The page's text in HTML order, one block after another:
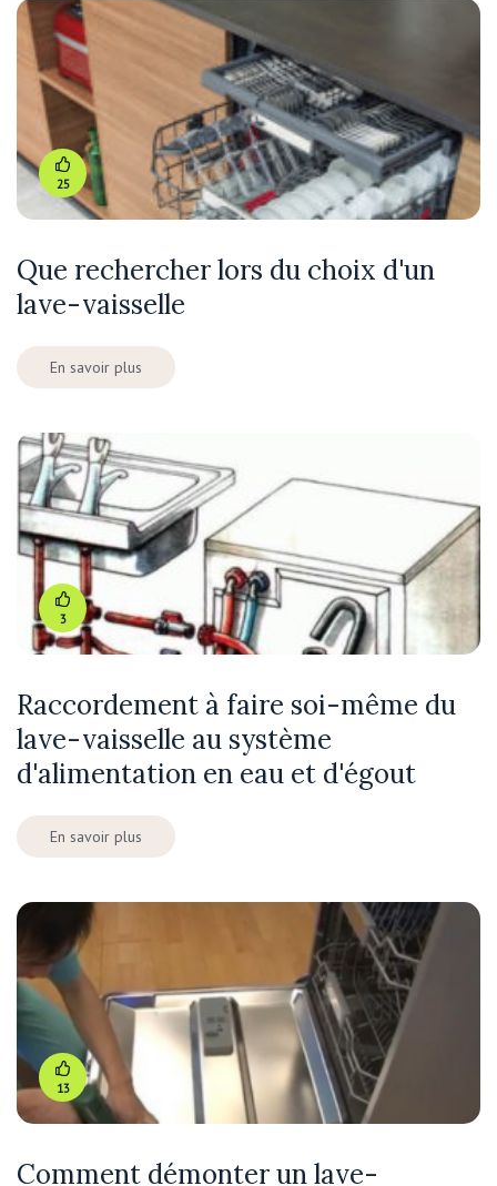
25
Que rechercher lors du choix d'un
lave-vaisselle
En savoir plus
3
Raccordement à faire soi-même du
lave-vaisselle au système
d'alimentation en eau et d'égout
En savoir plus
13
Comment démonter un lave-